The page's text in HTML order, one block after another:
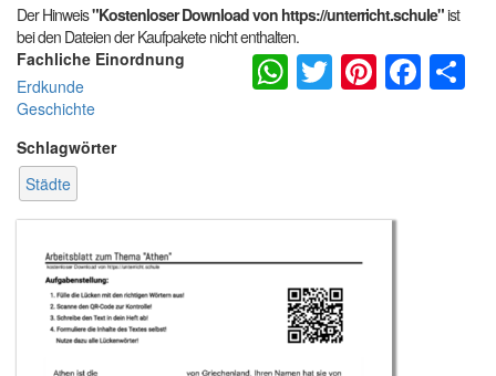
Der Hinweis"Kostenloser Download von https://unterricht.schule"ist
bei den Dateien der Kaufpakete nicht enthalten.
Fachliche Einordnung
Erdkunde
Geschichte
Schlagwörter
Städte
WhatsApp
Twitter